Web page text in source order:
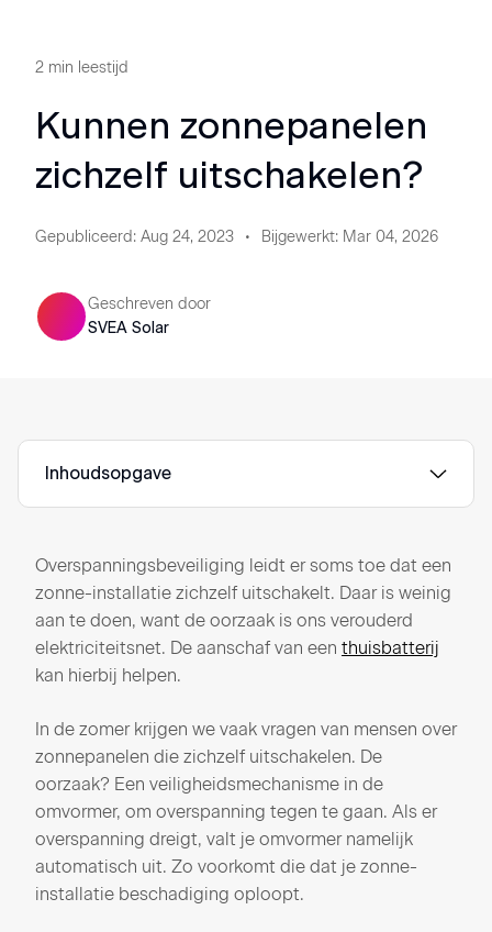
2 min leestijd
Kunnen zonnepanelen
zichzelf uitschakelen?
Gepubliceerd: Aug 24, 2023 Bijgewerkt: Mar 04, 2026
Geschreven door
SVEA Solar
Inhoudsopgave
Overspanningsbeveiliging leidt er soms toe dat een
zonne-installatie zichzelf uitschakelt. Daar is weinig
aan te doen, want de oorzaak is ons verouderd
elektriciteitsnet. De aanschaf van een thuisbatterij
kan hierbij helpen.
In de zomer krijgen we vaak vragen van mensen over
zonnepanelen die zichzelf uitschakelen. De
oorzaak? Een veiligheidsmechanisme in de
omvormer, om overspanning tegen te gaan. Als er
overspanning dreigt, valt je omvormer namelijk
automatisch uit. Zo voorkomt die dat je zonne-
installatie beschadiging oploopt.